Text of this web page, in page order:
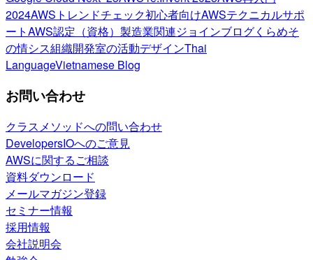
2024AWSトレンドチェック初心者向けAWSテクニカルサポ
ートAWS認定（資格） 製造業関連ジョインブログくらめそ
の情シス組織開発室の活動デザインThai
LanguageVietnamese Blog
お問い合わせ
クラスメソッドへの問い合わせ
DevelopersIOへのご意見
AWSに関するご相談
資料ダウンロード
メールマガジン登録
セミナー情報
採用情報
会社説明会